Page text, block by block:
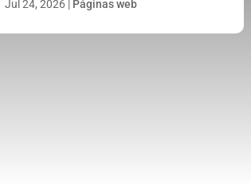
Jul 24, 2026 Páginas web